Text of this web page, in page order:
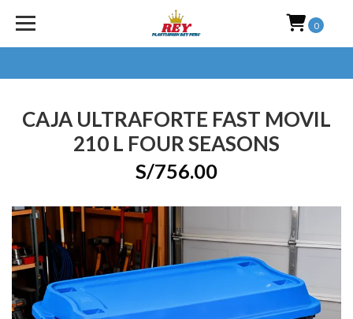
0
CAJA ULTRAFORTE FAST MOVIL
210 L FOUR SEASONS
S/756.00